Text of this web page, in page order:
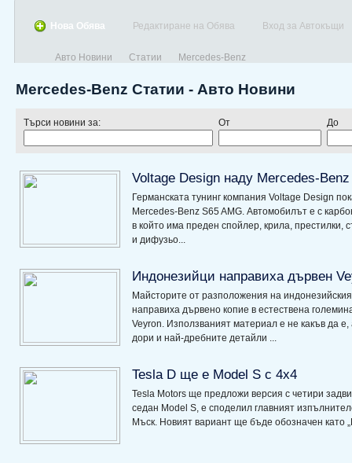
Нова Обява Редактиране на Обява Вход за Автокъщи
Авто Новини Статии Mercedes-Benz
Mercedes-Benz Статии - Авто Новини
Търси новини за: От До
Voltage Design наду Mercedes-
Германската тунинг компания Voltage Design
Mercedes-Benz S65 AMG. Автомобилът е с
в който има преден спойлер, крила, престилки,
и дифузьо...
Индонезийци направиха дървен
Майсторите от разположения на
направиха дървено копие в естествена
Veyron. Използваният материал е не какъв да
дори и най-дребните детайли ...
Tesla D ще е Model S с 4х4
Tesla Motors ще предложи версия с четири
седан Model S, е споделил главният
Мъск. Новият вариант ще бъде обозначен като